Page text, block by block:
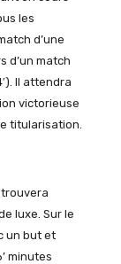
les
d’une
d’un match
Il attendra
victorieuse
titularisation.
luxe. Sur le
un but et
minutes